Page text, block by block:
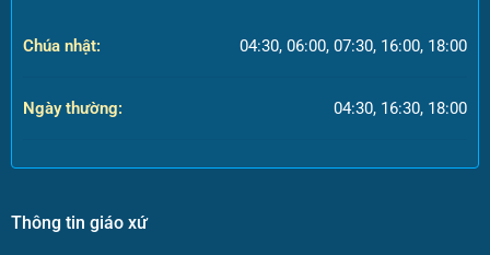
Chúa nhật: 04:30, 06:00, 07:30, 16:00, 18:00
Ngày thường: 04:30, 16:30, 18:00
Thông tin giáo xứ